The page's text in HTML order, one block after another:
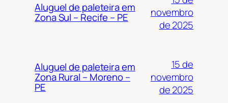
Aluguel de paleteira em
Zona Sul – Recife – PE
novembro
de 2025
Aluguel de paleteira em
Zona Rural – Moreno –
PE
15 de
novembro
de 2025